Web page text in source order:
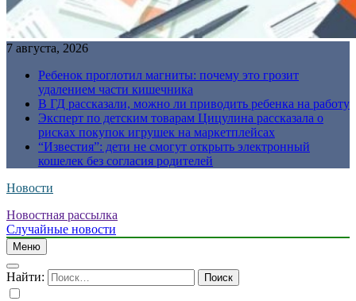
7 августа, 2026
Ребенок проглотил магниты: почему это грозит
удалением части кишечника
В ГД рассказали, можно ли приводить ребенка на работу
Эксперт по детским товарам Цицулина рассказала о
рисках покупок игрушек на маркетплейсах
“Известия”: дети не смогут открыть электронный
кошелек без согласия родителей
Новости
Новостная рассылка
Случайные новости
Меню
Найти: